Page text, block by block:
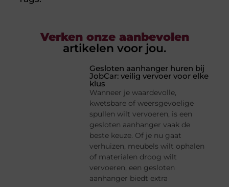
Verken onze aanbevolen
artikelen voor jou.
Gesloten aanhanger huren bij
JobCar: veilig vervoer voor elke
klus
Wanneer je waardevolle,
kwetsbare of weersgevoelige
spullen wilt vervoeren, is een
gesloten aanhanger vaak de
beste keuze. Of je nu gaat
verhuizen, meubels wilt ophalen
of materialen droog wilt
vervoeren, een gesloten
aanhanger biedt extra